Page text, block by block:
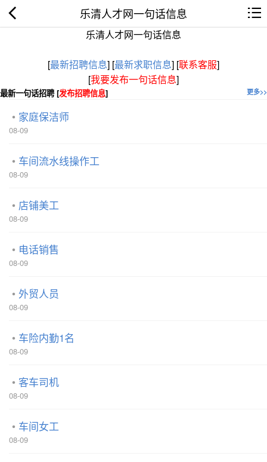
乐清人才网一句话信息
乐清人才网一句话信息
[最新招聘信息] [最新求职信息] [联系客服]
[我要发布一句话信息]
更多>>
最新一句话招聘 [发布招聘信息]
家庭保洁师
08-09
车间流水线操作工
08-09
店铺美工
08-09
电话销售
08-09
外贸人员
08-09
车险内勤1名
08-09
客车司机
08-09
车间女工
08-09